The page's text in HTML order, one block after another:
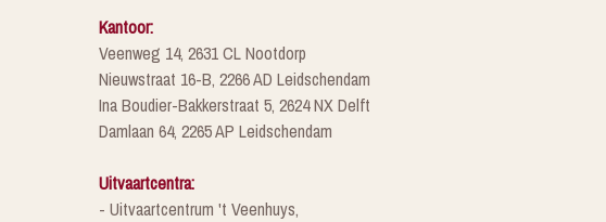
Kantoor:
Veenweg 14, 2631 CL Nootdorp
Nieuwstraat 16-B, 2266 AD Leidschendam
Ina Boudier-Bakkerstraat 5, 2624 NX Delft
Damlaan 64, 2265 AP Leidschendam
Uitvaartcentra:
- Uitvaartcentrum 't Veenhuys,